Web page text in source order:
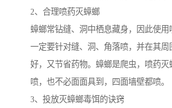
2、合理喷药灭蟑螂
蟑螂常钻缝、洞中栖息藏身，因此使用
一定要针对缝、洞、角落喷，并在其周
好，又节省药物。蟑螂是爬虫，喷药灭
喷，也不必面面具到，四面墙壁都喷。
3、投放灭蟑螂毒饵的诀窍